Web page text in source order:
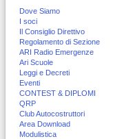
Dove Siamo
I soci
Il Consiglio Direttivo
Regolamento di Sezione
ARI Radio Emergenze
Ari Scuole
Leggi e Decreti
Eventi
CONTEST & DIPLOMI
QRP
Club Autocostruttori
Area Download
Modulistica